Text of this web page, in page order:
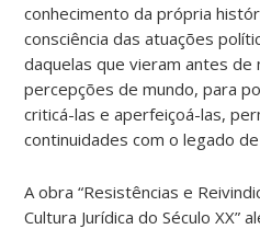
conhecimento da própria
consciência das atuações
daquelas que vieram antes de
percepções de mundo, para
criticá-las e aperfeiçoá-las,
continuidades com o legado
A obra “Resistências e
Cultura Jurídica do Século XX”